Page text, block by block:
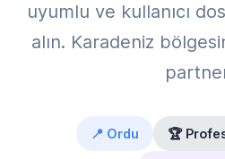
uyumlu ve kullanıcı
alın. Karadeniz
📍 Ordu 🏆